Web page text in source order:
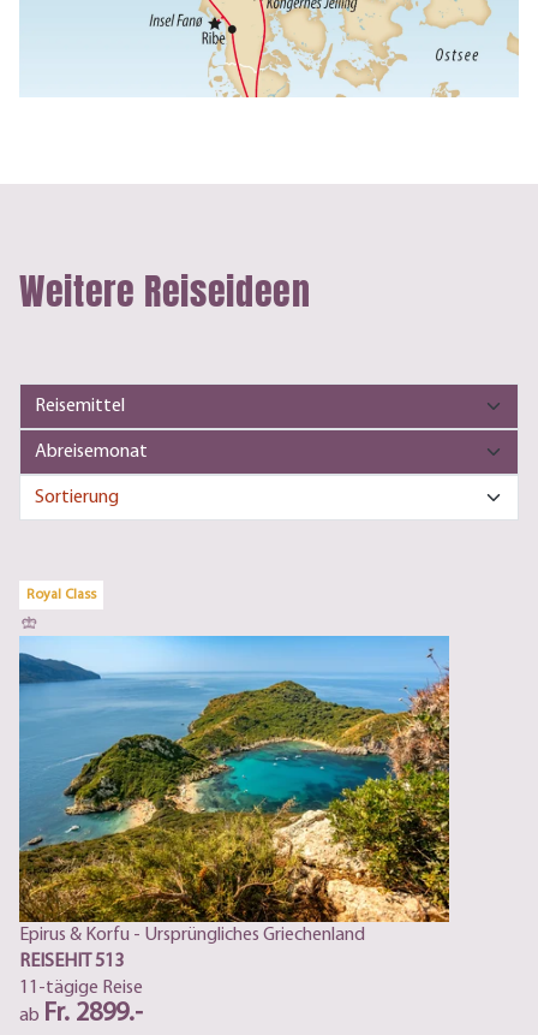
Weitere Reiseideen
Royal Class
Epirus & Korfu - Ursprüngliches Griechenland
REISEHIT 513
11-tägige Reise
ab Fr. 2899.-